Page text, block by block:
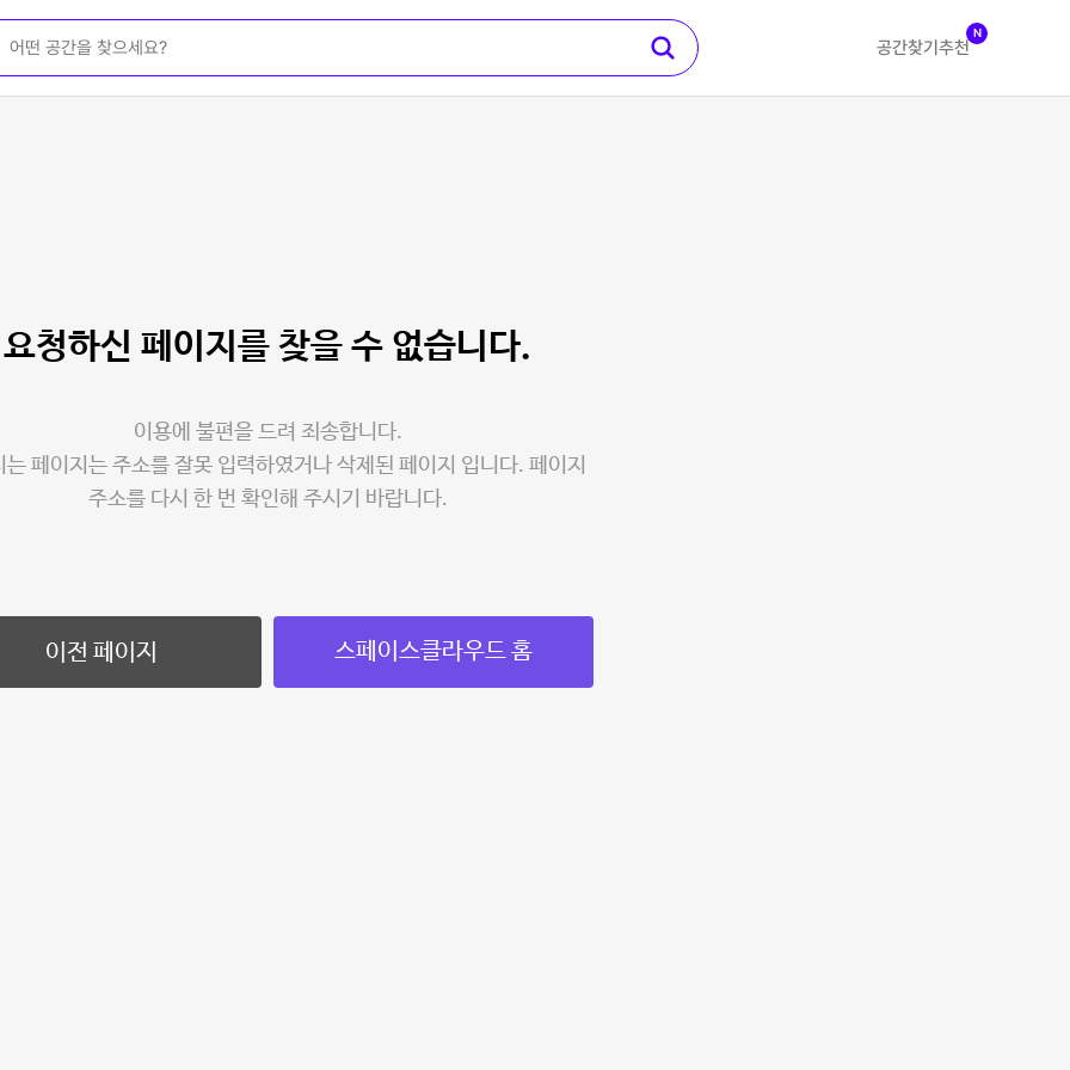
공간찾기 추천
N
요청하신 페이지를 찾을 수 없습니다.
이용에 불편을 드려 죄송합니다.
는 페이지는 주소를 잘못 입력하였거나 삭제된 페이지 입니다. 페이지
주소를 다시 한 번 확인해 주시기 바랍니다.
이전 페이지 스페이스클라우드 홈